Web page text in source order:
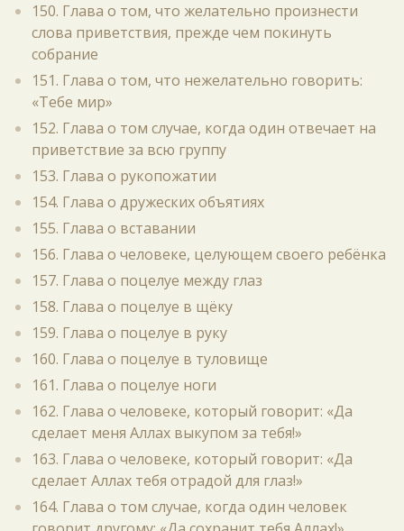
150. Глава о том, что желательно произнести
слова приветствия, прежде чем покинуть
собрание
151. Глава о том, что нежелательно говорить:
«Тебе мир»
152. Глава о том случае, когда один отвечает на
приветствие за всю группу
153. Глава о рукопожатии
154. Глава о дружеских объятиях
155. Глава о вставании
156. Глава о человеке, целующем своего ребёнка
157. Глава о поцелуе между глаз
158. Глава о поцелуе в щёку
159. Глава о поцелуе в руку
160. Глава о поцелуе в туловище
161. Глава о поцелуе ноги
162. Глава о человеке, который говорит: «Да
сделает меня Аллах выкупом за тебя!»
163. Глава о человеке, который говорит: «Да
сделает Аллах тебя отрадой для глаз!»
164. Глава о том случае, когда один человек